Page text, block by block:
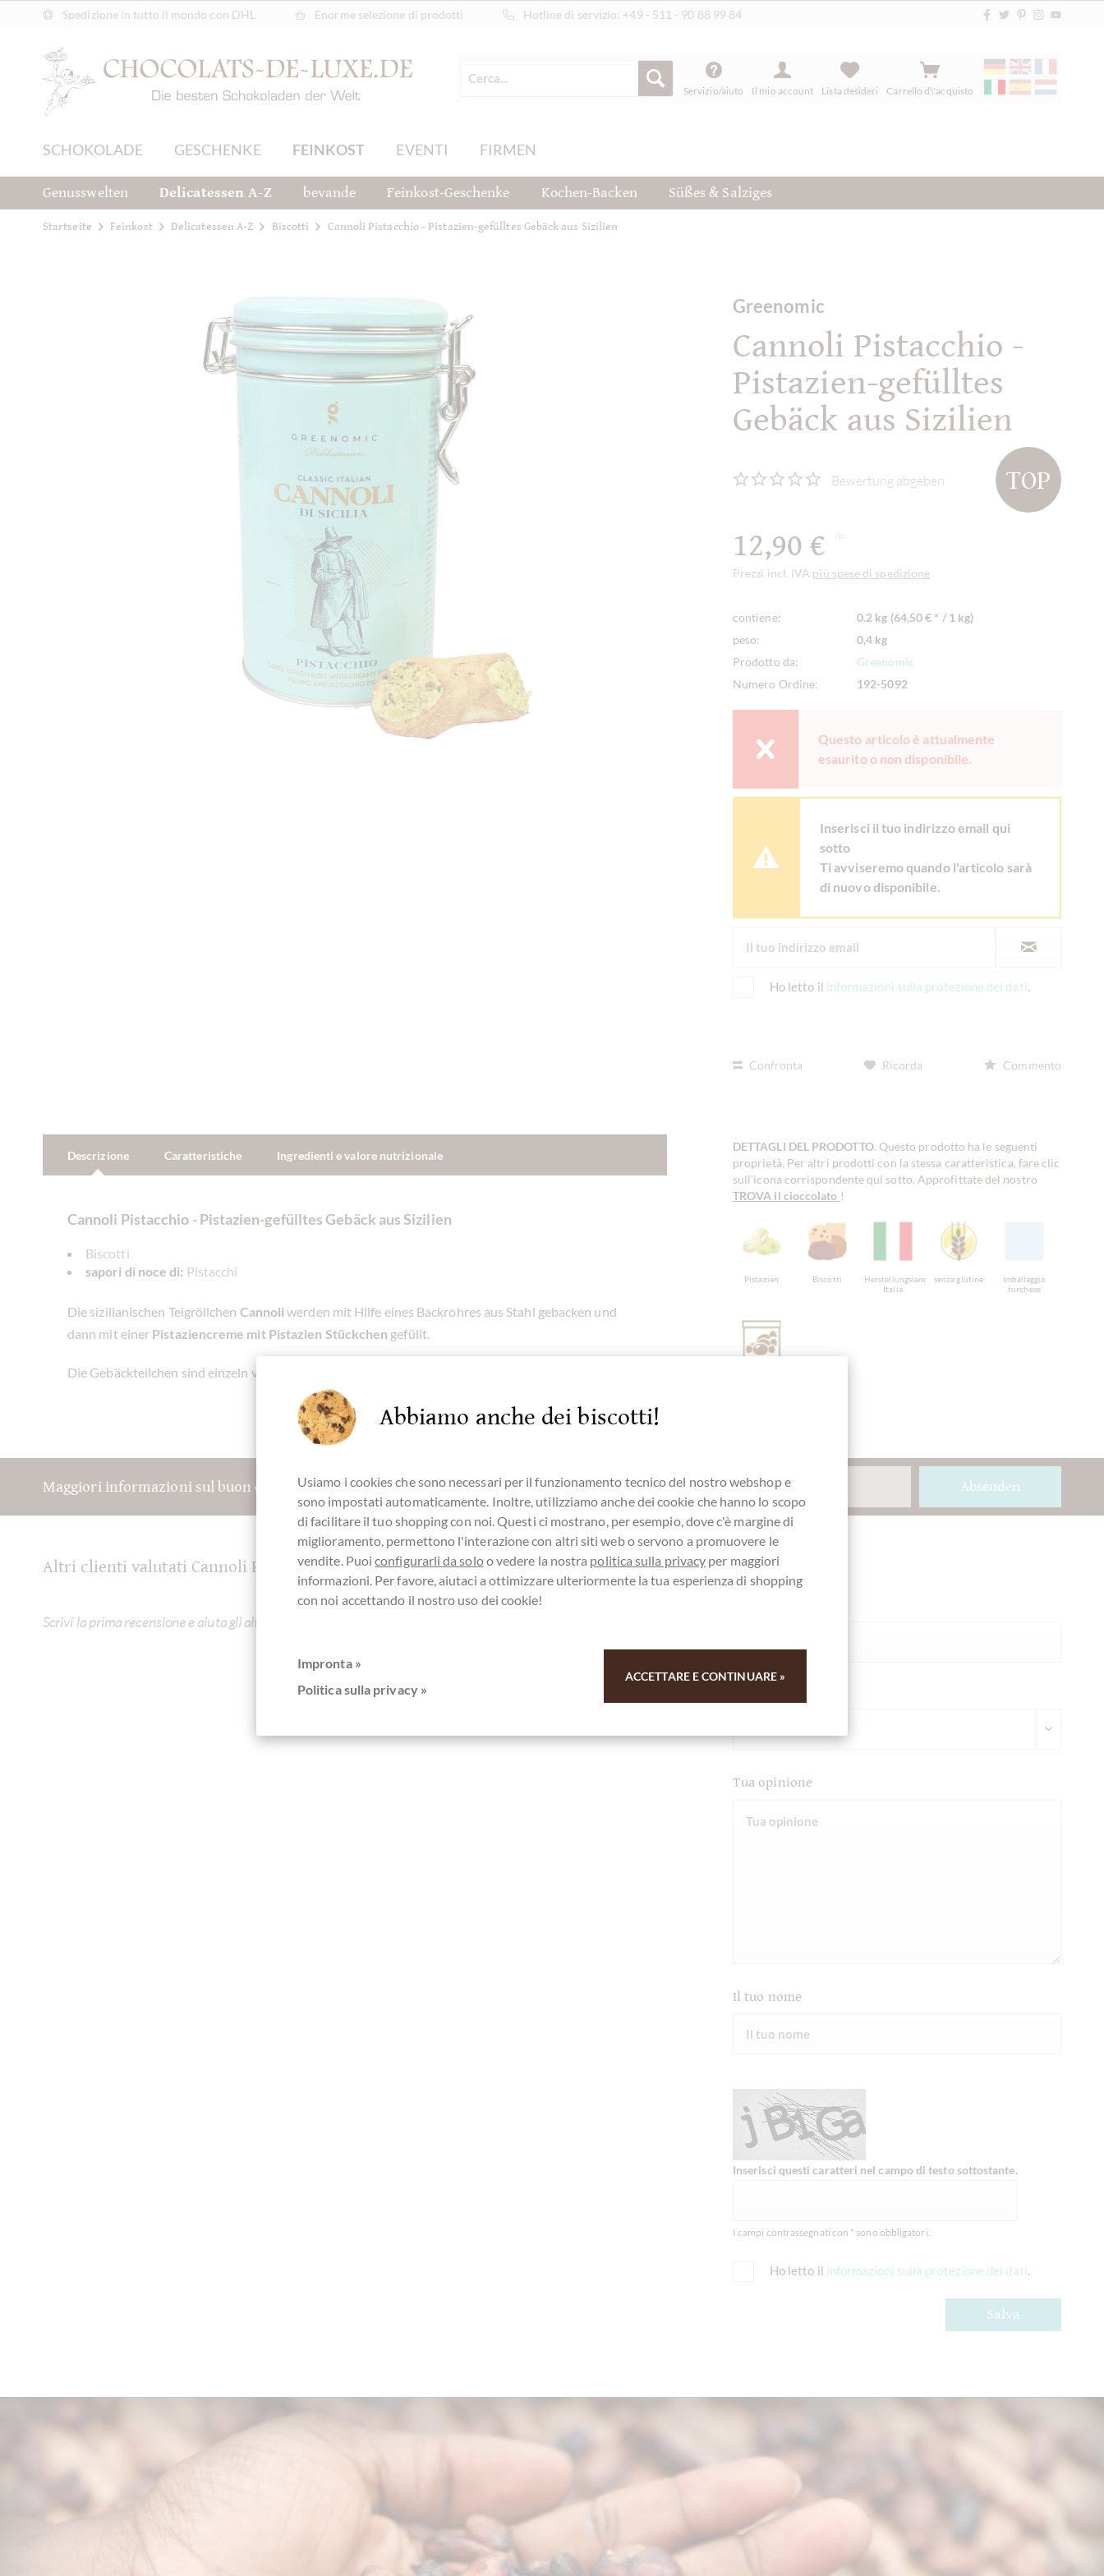
Spedizione in tutto il mondo con DHL Enorme selezione di prodotti Hotline di servizio: +49 - 511 - 90 88 99 84
Servizio/aiuto Il mio account Lista desideri Carrello d\'acquisto
SCHOKOLADE GESCHENKE FEINKOST EVENTI FIRMEN
Genusswelten Delicatessen A-Z bevande Feinkost-Geschenke Kochen-Backen Süßes & Salziges
Startseite Feinkost Delicatessen A-Z Biscotti Cannoli Pistacchio - Pistazien-gefülltes Gebäck aus Sizilien
Greenomic
Cannoli Pistacchio -
Pistazien-gefülltes
Gebäck aus Sizilien
TOP
Bewertung abgeben
12,90 €
Prezzi incl. IVA più spese di spedizione
contiene:
0.2 kg (64,50 € * / 1 kg)
peso:
0,4 kg
Prodotto da:
Greenomic
Numero Ordine:
192-5092
Questo articolo è attualmente
esaurito o non disponibile.
Inserisci il tuo indirizzo email qui
sotto
Ti avviseremo quando l'articolo sarà
di nuovo disponibile.
Ho letto il informazioni sulla protezione dei dati.
Confronta Ricorda Commento
Descrizione Caratteristiche Ingredienti e valore nutrizionale
Cannoli Pistacchio - Pistazien-gefülltes Gebäck aus Sizilien
Biscotti
sapori di noce di: Pistacchi
Die sizilianischen Teigröllchen Cannoli werden mit Hilfe eines Backrohres aus Stahl gebacken und
dann mit einer Pistaziencreme mit Pistazien Stückchen gefüllt.
Die Gebäckteilchen sind einzeln verpackt in die dekorative Metalldose gefüllt. Sie sind
DETTAGLI DEL PRODOTTO. Questo prodotto ha le seguenti
proprietà. Per altri prodotti con la stessa caratteristica, fare clic
sull'icona corrispondente qui sotto. Approfittate del nostro
TROVA il cioccolato !
Pistazien Biscotti
Herstellungsland
Italia
senza glutine
Imballaggio
turchese
Maggiori informazioni sul buon cioccolato? Registrati qui per i nostri SchokoNEWS: Absenden
Altri clienti valutati Cannoli Pistacchio - Pistazien-gefülltes Gebäck aus Sizilien
Scrivi la prima recensione e aiuta gli altri clienti. Grazie per il vostro sostegno.
Ihre Meinung
Tua opinione
Il tuo nome
Inserisci questi caratteri nel campo di testo sottostante.
I campi contrassegnati con * sono obbligatori.
Ho letto il informazioni sulla protezione dei dati.
Salva
Abbiamo anche dei biscotti!
Usiamo i cookies che sono necessari per il funzionamento tecnico del nostro webshop e
sono impostati automaticamente. Inoltre, utilizziamo anche dei cookie che hanno lo scopo
di facilitare il tuo shopping con noi. Questi ci mostrano, per esempio, dove c'è margine di
miglioramento, permettono l'interazione con altri siti web o servono a promuovere le
vendite. Puoiconfigurarli da soloo vedere la nostra politica sulla privacy per maggiori
informazioni. Per favore, aiutaci a ottimizzare ulteriormente la tua esperienza di shopping
con noi accettando il nostro uso dei cookie!
Impronta »
Politica sulla privacy »
ACCETTARE E CONTINUARE »